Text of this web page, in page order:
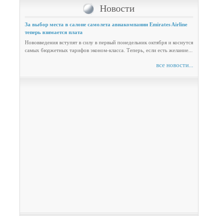
Новости
За выбор места в салоне самолета авиакомпании Emirates Airline
теперь взимается плата
Нововведения вступят в силу в первый понедельник октября и коснутся
самых бюджетных тарифов эконом-класса. Теперь, если есть желание...
все новости...